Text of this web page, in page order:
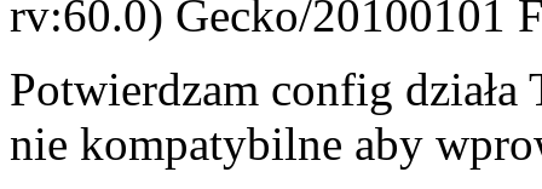
rv:60.0) Gecko/20100101
Potwierdzam config
nie kompatybilne aby